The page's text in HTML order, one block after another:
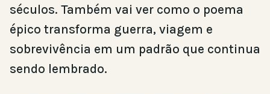
séculos. Também vai ver como o poema
épico transforma guerra, viagem e
sobrevivência em um padrão que continua
sendo lembrado.